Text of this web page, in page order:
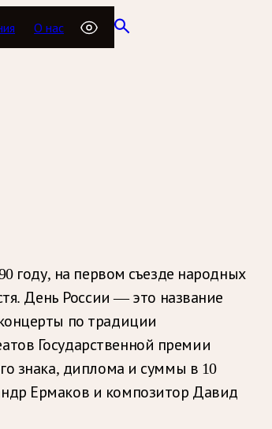
О нас
году, на первом съезде народных
День России — это название
по традиции
Государственной премии
знака, диплома и суммы в 10
Ермаков и композитор Давид